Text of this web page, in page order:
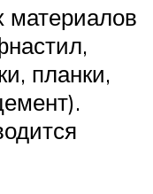
материалов
планки,